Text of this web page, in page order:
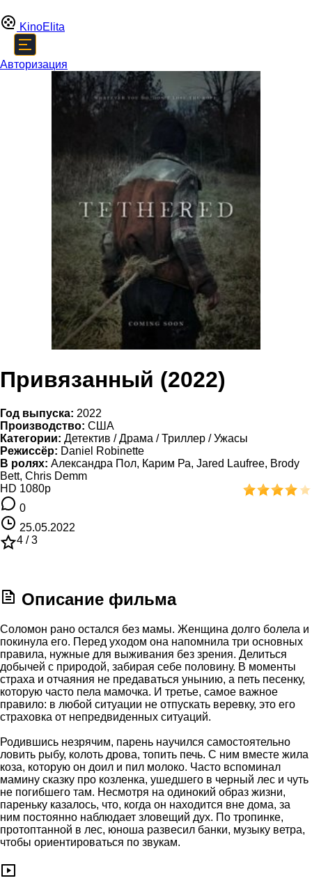
KinoElita
Авторизация
Привязанный (2022)
Год выпуска: 2022
Производство: США
Категории: Детектив / Драма / Триллер / Ужасы
Режиссёр: Daniel Robinette
В ролях: Александра Пол, Карим Ра, Jared Laufree, Brody
Bett, Chris Demm
HD 1080p
0
25.05.2022
4 /3
Описание фильма
Соломон рано остался без мамы. Женщина долго болела и
покинула его. Перед уходом она напомнила три основных
правила, нужные для выживания без зрения. Делиться
добычей с природой, забирая себе половину. В моменты
страха и отчаяния не предаваться унынию, а петь песенку,
которую часто пела мамочка. И третье, самое важное
правило: в любой ситуации не отпускать веревку, это его
страховка от непредвиденных ситуаций.
Родившись незрячим, парень научился самостоятельно
ловить рыбу, колоть дрова, топить печь. С ним вместе жила
коза, которую он доил и пил молоко. Часто вспоминал
мамину сказку про козленка, ушедшего в черный лес и чуть
не погибшего там. Несмотря на одинокий образ жизни,
пареньку казалось, что, когда он находится вне дома, за
ним постоянно наблюдает зловещий дух. По тропинке,
протоптанной в лес, юноша развесил банки, музыку ветра,
чтобы ориентироваться по звукам.